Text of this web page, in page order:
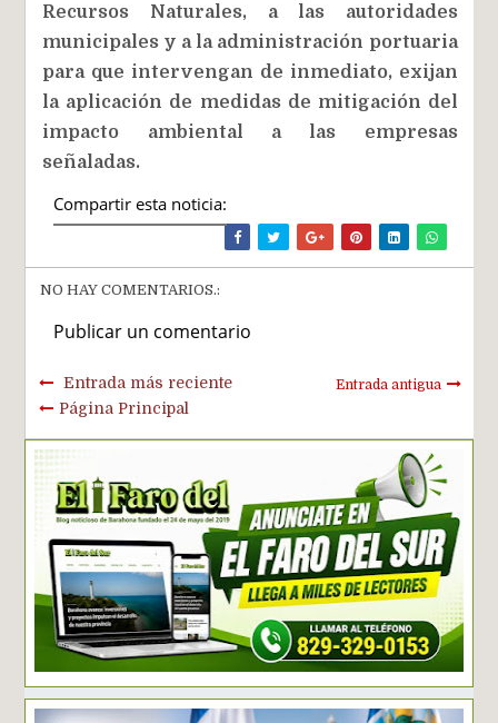
Recursos Naturales, a las autoridades
municipales y a la administración portuaria
para que intervengan de inmediato, exijan
la aplicación de medidas de mitigación del
impacto ambiental a las empresas
señaladas.
Compartir esta noticia:
NO HAY COMENTARIOS.:
Publicar un comentario
Entrada más reciente Entrada antigua
Página Principal